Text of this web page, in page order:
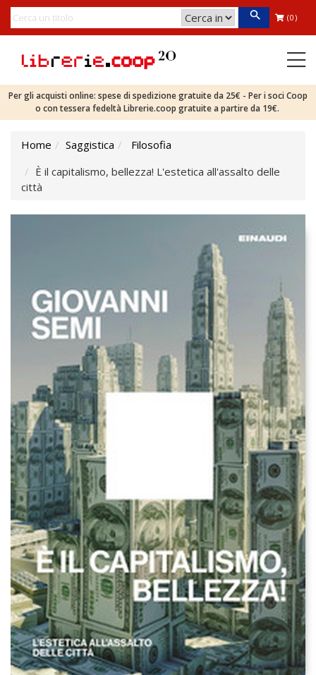
(0)
Per gli acquisti online: spese di spedizione gratuite da 25€ - Per i soci Coop
o con tessera fedeltà Librerie.coop gratuite a partire da 19€.
Home Saggistica
Filosofia
È il capitalismo, bellezza! L'estetica all'assalto delle
città